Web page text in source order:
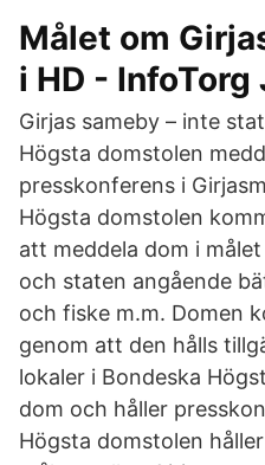
Målet om
i HD -
Girjas sameby – inte
Högsta domstolen
presskonferens i
Högsta domstolen
att meddela dom i
och staten angående
och fiske m.m. Domen
genom att den hålls
lokaler i Bondeska
dom och håller
Högsta domstolen